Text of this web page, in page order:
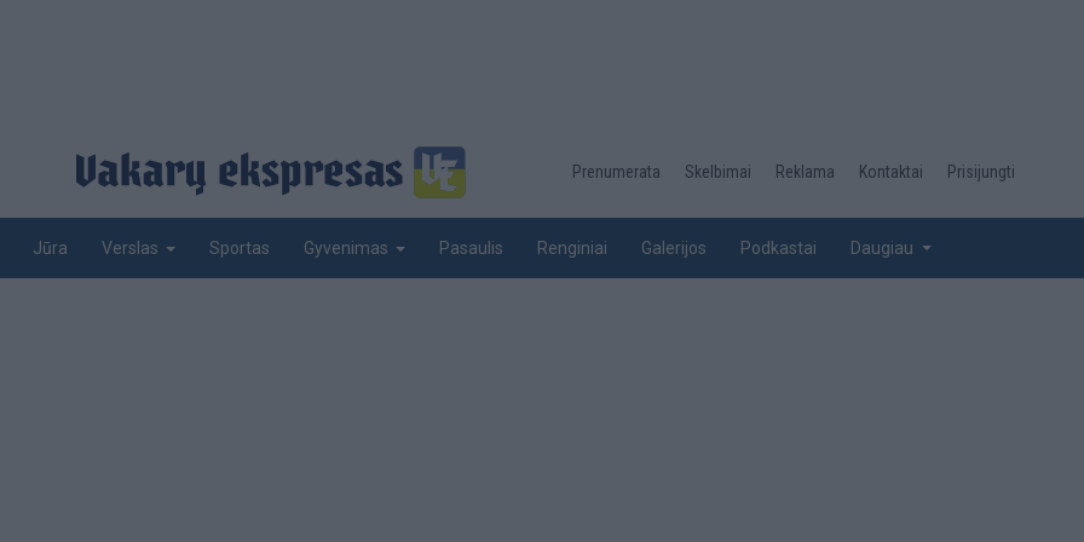
Desktop
top
Prenumerata Skelbimai Reklama Kontaktai Prisijungti
Jūra Verslas Sportas Gyvenimas Pasaulis Renginiai Galerijos Podkastai Daugiau